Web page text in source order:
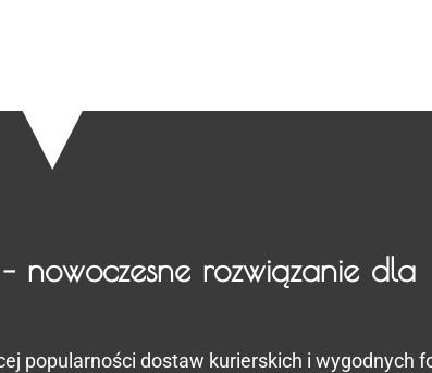
nowoczesne rozwiązanie dla
popularności dostaw kurierskich i wygodnych